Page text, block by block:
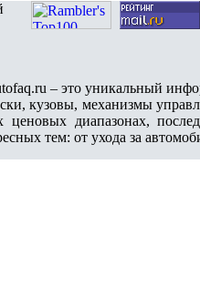
– это уникальный
кузовы, механизмы
ценовых диапазонах,
тем: от ухода за